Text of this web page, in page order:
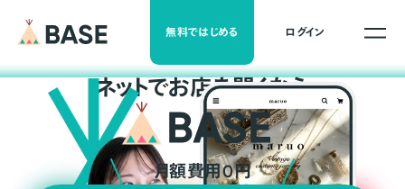
無料ではじめる ログイン
ネットでお店を開くなら
月額費用0円